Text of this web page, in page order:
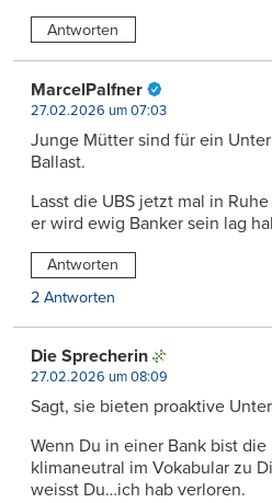
Antworten
MarcelPalfner
27.02.2026 um 07:03
Junge Mütter sind für ein
Ballast.
Lasst die UBS jetzt mal in
er wird ewig Banker sein lag
Antworten
2 Antworten
Die Sprecherin
27.02.2026 um 08:09
Sagt, sie bieten proaktive
Wenn Du in einer Bank bist
klimaneutral im Vokabular zu
weisst Du…ich hab verloren.